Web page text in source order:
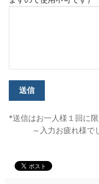
*送信はお一人様１回に限
～入力お疲れ様で